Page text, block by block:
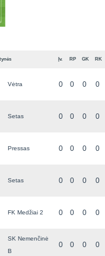
Įv. RP GK RK
Vėtra 0 0 0 0
Setas 0 0 0 0
Pressas 0 0 0 0
Setas 0 0 0 0
FK Medžiai 2 0 0 0 0
SK Nemenčinė
B
0 0 0 0